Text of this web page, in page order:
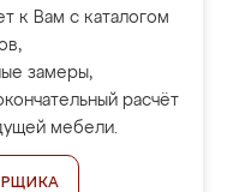
к Вам с каталогом
замеры,
расчёт
мебели.